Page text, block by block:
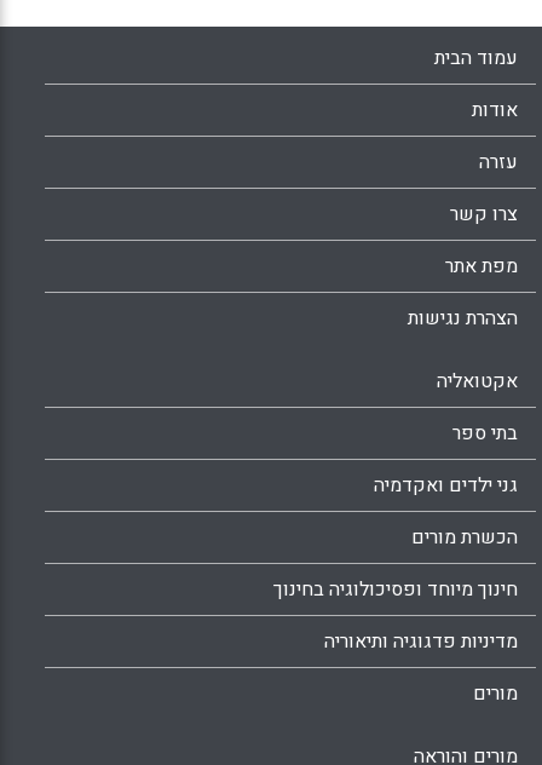
עמוד הבית
אודות
עזרה
צרו קשר
מפת אתר
הצהרת נגישות
אקטואליה
בתי ספר
גני ילדים ואקדמיה
הכשרת מורים
חינוך מיוחד ופסיכולוגיה בחינוך
מדיניות פדגוגיה ותיאוריה
מורים
מורים והוראה